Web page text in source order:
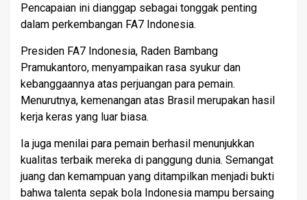
Pencapaian ini dianggap sebagai tonggak penting
dalam perkembangan FA7 Indonesia.
Presiden FA7 Indonesia, Raden Bambang
Pramukantoro, menyampaikan rasa syukur dan
kebanggaannya atas perjuangan para pemain.
Menurutnya, kemenangan atas Brasil merupakan hasil
kerja keras yang luar biasa.
Ia juga menilai para pemain berhasil menunjukkan
kualitas terbaik mereka di panggung dunia. Semangat
juang dan kemampuan yang ditampilkan menjadi bukti
bahwa talenta sepak bola Indonesia mampu bersaing